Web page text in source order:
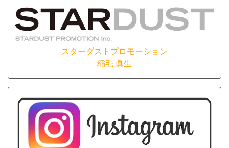
スターダストプロモーション
稲毛 眞生